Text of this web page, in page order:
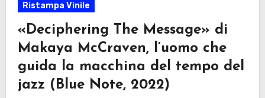
Ristampa Vinile
«Deciphering The Message» di
Makaya McCraven, l’uomo che
guida la macchina del tempo del
jazz (Blue Note, 2022)